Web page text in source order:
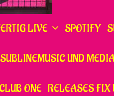
LIVE SPOTIFY
UND
ONE RELEASES FIX